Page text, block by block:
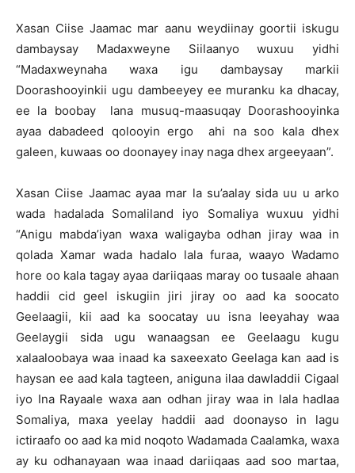
Xasan Ciise Jaamac mar aanu weydiinay goortii iskugu
dambaysay Madaxweyne Siilaanyo wuxuu yidhi
“Madaxweynaha waxa igu dambaysay markii
Doorashooyinkii ugu dambeeyey ee muranku ka dhacay,
ee la boobay lana musuq-maasuqay Doorashooyinka
ayaa dabadeed qolooyin ergo ahi na soo kala dhex
galeen, kuwaas oo doonayey inay naga dhex argeeyaan”.
Xasan Ciise Jaamac ayaa mar la su’aalay sida uu u arko
wada hadalada Somaliland iyo Somaliya wuxuu yidhi
“Anigu mabda’iyan waxa waligayba odhan jiray waa in
qolada Xamar wada hadalo lala furaa, waayo Wadamo
hore oo kala tagay ayaa dariiqaas maray oo tusaale ahaan
haddii cid geel iskugiin jiri jiray oo aad ka soocato
Geelaagii, kii aad ka soocatay uu isna leeyahay waa
Geelaygii sida ugu wanaagsan ee Geelaagu kugu
xalaaloobaya waa inaad ka saxeexato Geelaga kan aad is
haysan ee aad kala tagteen, aniguna ilaa dawladdii Cigaal
iyo Ina Rayaale waxa aan odhan jiray waa in lala hadlaa
Somaliya, maxa yeelay haddii aad doonayso in lagu
ictiraafo oo aad ka mid noqoto Wadamada Caalamka, waxa
ay ku odhanayaan waa inaad dariiqaas aad soo martaa,